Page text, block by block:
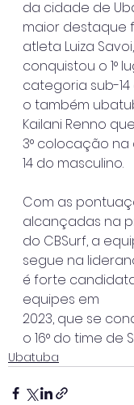
da cidade de
maior destaque
atleta Luiza
conquistou o 1°
categoria sub-
o também
Kailani Renno
3° colocação
14 do masculino.
Com as
alcançadas na
do CBSurf, a
segue na
é forte
equipes em
2023, que se
o 16° do time de
Ubatuba